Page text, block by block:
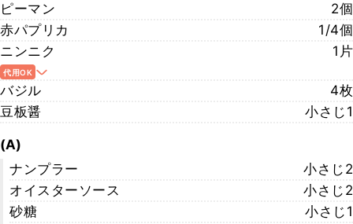
ピーマン
2個
赤パプリカ
1/4個
ニンニク
1片
代用OK
バジル
4枚
豆板醤
小さじ1
(A)
ナンプラー
小さじ2
オイスターソース
小さじ2
砂糖
小さじ1